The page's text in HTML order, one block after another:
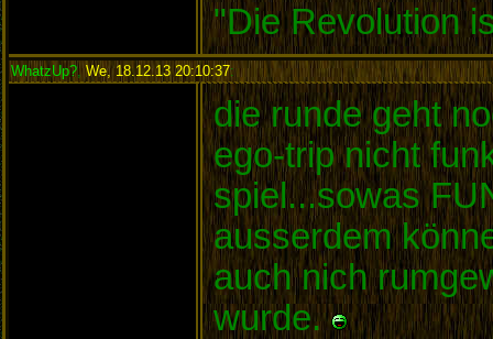
"Die Revolution
WhatzUp? We, 18.12.13 20:10:37:
die runde geht
ego-trip nicht
spiel...sowas
ausserdem
auch nich
wurde.